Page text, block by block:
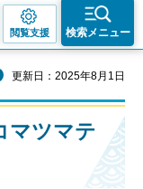
閲覧支援 検索メニュー
更新日：2025年8月1日
マツマテ